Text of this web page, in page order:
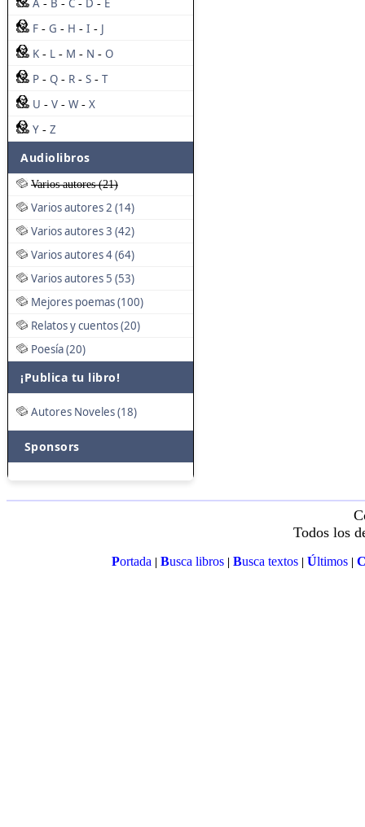
A - B - C - D - E
F - G - H - I - J
K - L - M - N - O
P - Q - R - S - T
U - V - W - X
Y - Z
Audiolibros
Varios autores (21)
Varios autores 2 (14)
Varios autores 3 (42)
Varios autores 4 (64)
Varios autores 5 (53)
Mejores poemas (100)
Relatos y cuentos (20)
Poesía (20)
¡Publica tu libro!
Autores Noveles (18)
Sponsors
Todos los
Portada| Busca libros| Busca textos| Últimos|